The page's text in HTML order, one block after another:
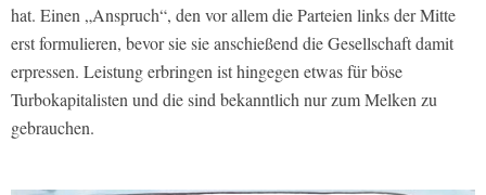
hat. Einen „Anspruch“, den vor allem die Parteien links der Mitte
erst formulieren, bevor sie sie anschießend die Gesellschaft damit
erpressen. Leistung erbringen ist hingegen etwas für böse
Turbokapitalisten und die sind bekanntlich nur zum Melken zu
gebrauchen.